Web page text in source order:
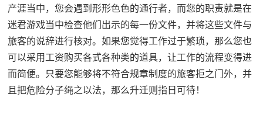
产涯当中，您会遇到形形色色的通行者，而您的职责就是在
迷君游戏当中检查他们出示的每一份文件，并将这些文件与
旅客的说辞进行核对。如果您觉得工作过于繁琐，那么您也
可以采用工资购买各式各种类的道具，让工作的流程变得进
而简便。只要您能够将不符合规章制度的旅客拒之门外，并
且把危险分子绳之以法，那么升迁则指日可待！